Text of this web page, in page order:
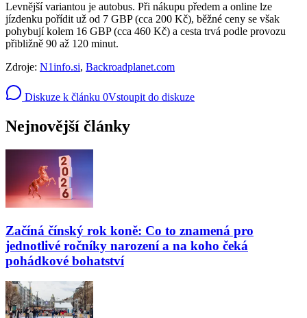
Levnější variantou je autobus. Při nákupu předem a online lze
jízdenku pořídit už od 7 GBP (cca 200 Kč), běžné ceny se však
pohybují kolem 16 GBP (cca 460 Kč) a cesta trvá podle provozu
přibližně 90 až 120 minut.
Zdroje: N1info.si, Backroadplanet.com
Diskuze k článku 0Vstoupit do diskuze
Nejnovější články
Začíná čínský rok koně: Co to znamená pro
jednotlivé ročníky narození a na koho čeká
pohádkové bohatství